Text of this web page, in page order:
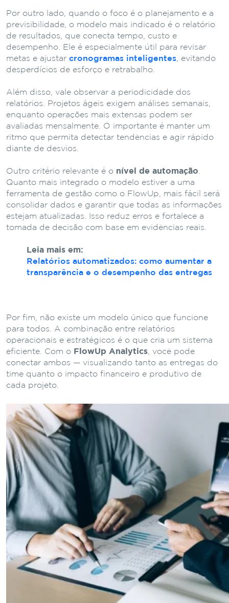
Por outro lado, quando o foco é o planejamento e a
previsibilidade, o modelo mais indicado é o relatório
de resultados, que conecta tempo, custo e
desempenho. Ele é especialmente útil para revisar
metas e ajustar cronogramas inteligentes , evitando
desperdícios de esforço e retrabalho.
Além disso, vale observar a periodicidade dos
relatórios. Projetos ágeis exigem análises semanais,
enquanto operações mais extensas podem ser
avaliadas mensalmente. O importante é manter um
ritmo que permita detectar tendências e agir rápido
diante de desvios.
Outro critério relevante é o nível de automação
Quanto mais integrado o modelo estiver a uma
ferramenta de gestão como o FlowUp, mais fácil será
consolidar dados e garantir que todas as informações
estejam atualizadas. Isso reduz erros e fortalece a
tomada de decisão com base em evidências reais.
Leia mais em:
Relatórios automatizados: como aumentar a
transparência e o desempenho das entregas
Por fim, não existe um modelo único que funcione
para todos. A combinação entre relatórios
operacionais e estratégicos é o que cria um sistema
eficiente. Com o FlowUp Analytics , você pode
conectar ambos — visualizando tanto as entregas do
time quanto o impacto financeiro e produtivo de
cada projeto.